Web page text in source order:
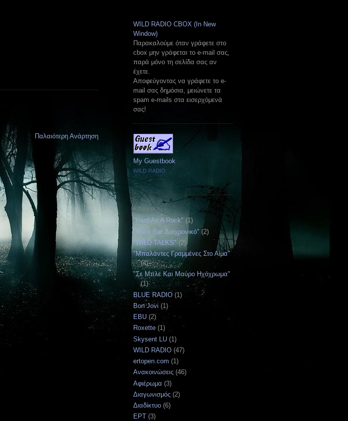
Παλαιότερη Ανάρτηση
WILD RADIO CBOX (In New
Window)
Παρακαλούμε όταν γράφετε στο
cbox μην γράφεται το e-mail σας,
παρά μόνο τη σελίδα σας αν
έχετε.
Αποφεύγοντας να γράφετε το e-
mail σας δημόσια, μειώνετε τα
spam e-mails στα εισερχόμενά
σας!
My Guestbook
WILD RADIO
Ετικέτες
"Hard As A Rock" (1)
"Rock Bar Διαχρονικό" (2)
"WILD TALKS" (2)
"Μπαλάντες Γραμμένες Στο Αίμα"
(4)
"Σε Μπλε Και Μαύρο Ηχόχρωμα"
(1)
BLUE RADIO (1)
Bon Jovi (1)
EBU (2)
Roxette (1)
Skysent LU (1)
WILD RADIO (47)
ertopen.com (1)
Ανακοινώσεις (46)
Αφιέρωμα (3)
Διαγωνισμός (2)
Διαδίκτυο (6)
ΕΡΤ (3)